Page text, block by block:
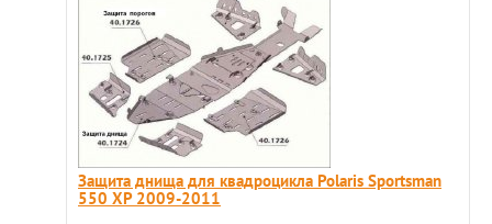
Защита днища для квадроцикла Polaris Sportsman
550 XP 2009-2011